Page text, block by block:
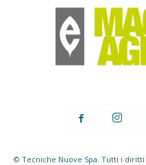
© Tecniche Nuove Spa. Tutti i diritti